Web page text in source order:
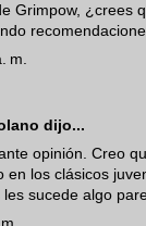
Grimpow, ¿crees
m.
dijo...
opinión. Creo
en los clásicos
les sucede algo